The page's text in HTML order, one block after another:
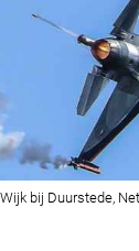
bij Duurstede,